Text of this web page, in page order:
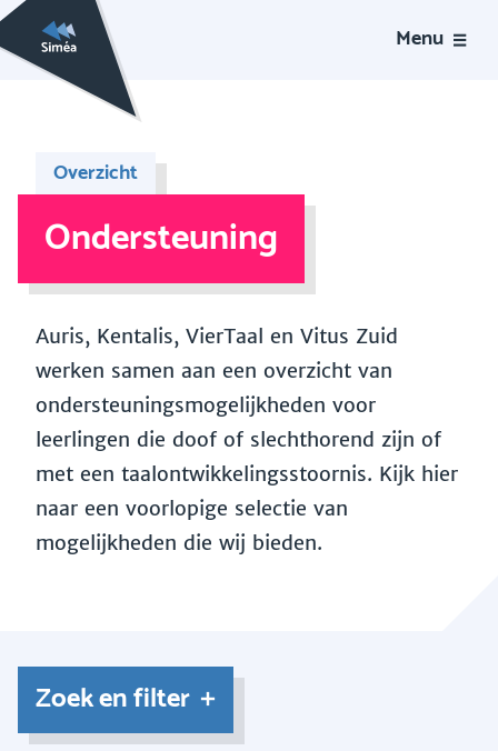
Menu
Overzicht
Ondersteuning
Auris, Kentalis, VierTaal en Vitus Zuid
werken samen aan een overzicht van
ondersteuningsmogelijkheden voor
leerlingen die doof of slechthorend zijn of
met een taalontwikkelingsstoornis. Kijk hier
naar een voorlopige selectie van
mogelijkheden die wij bieden.
Zoek en filter